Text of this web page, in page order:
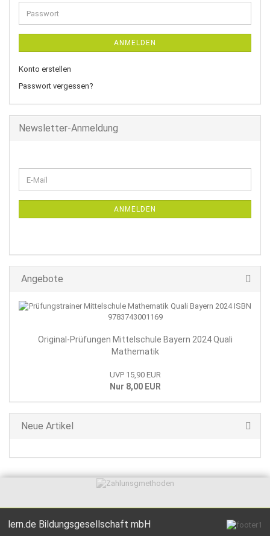
Adresse
Passwort
ANMELDEN
Konto erstellen
Passwort vergessen?
Newsletter-Anmeldung
ZUR
E-
Mail
ANMELDEN
Angebote
Original-Prüfungen Mittelschule Bayern 2024 Quali
Mathematik
UVP 15,90 EUR
Nur 8,00 EUR
Neue Artikel
lern.de Bildungsgesellschaft mbH